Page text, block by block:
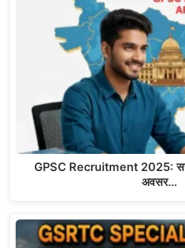
GPSC Recruitment 2025:
अवसर…